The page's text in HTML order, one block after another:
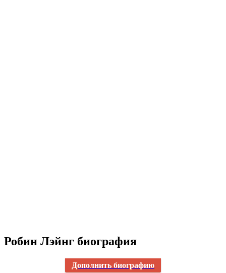
Робин Лэйнг биография
Дополнить биографию